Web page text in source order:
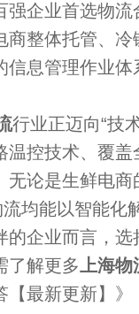
强企业首选物
整体托管、
信息管理作业体
行业正迈向“技
控技术、覆
论是生鲜电商
均能以智能化
企业而言，
了解更多上海物
最新更新】 》